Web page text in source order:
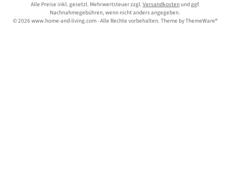
Alle Preise inkl. gesetzl. Mehrwertsteuer zzgl. Versandkostenund ggf.
Nachnahmegebühren, wenn nicht anders angegeben.
© 2026 www.home-and-living.com - Alle Rechte vorbehalten. Theme byThemeWare®